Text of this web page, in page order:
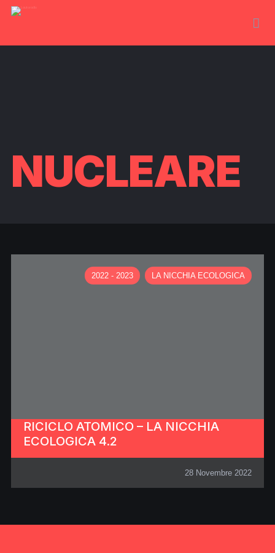
NUCLEARE
2022 - 2023 LA NICCHIA ECOLOGICA
RICICLO ATOMICO – LA NICCHIA
ECOLOGICA 4.2
28 Novembre 2022